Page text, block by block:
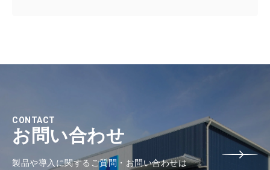
CONTACT
お問い合わせ
製品や導入に関するご質問・お問い合わせは